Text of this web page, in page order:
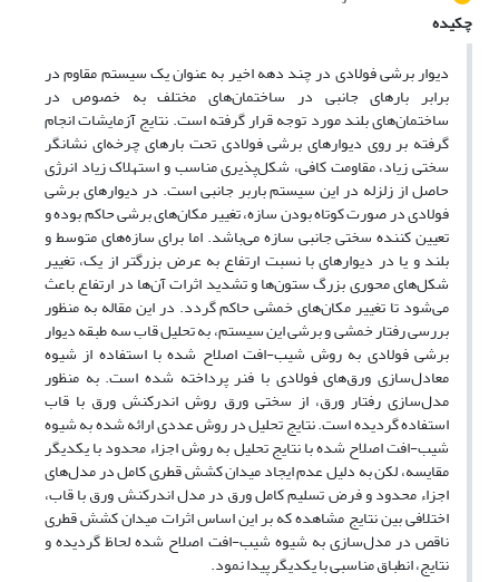
چکیده
دیوار برشی فولادی در چند دهه اخیر به عنوان یک سیستم مقاوم در
برابر بارهای جانبی در ساختمان‌های مختلف به خصوص در
ساختمان‌های بلند مورد توجه قرار گرفته است. نتایج آزمایشات انجام
گرفته بر روی دیوارهای برشی فولادی تحت بار‌های چرخه‌ای نشانگر
سختی زیاد، مقاومت کافی، شکل‌پذیری مناسب و استهلاک زیاد انرژی
حاصل از زلزله در این سیستم باربر جانبی است. در دیوارهای برشی
فولادی در صورت کوتاه بودن سازه، تغییر مکان‌های برشی حاکم بوده و
تعیین کننده سختی جانبی سازه می‌باشد. اما برای سازه‌های متوسط و
بلند و یا در دیوارهای با نسبت ارتفاع به عرض بزرگتر از یک، تغییر
شکل‌های محوری بزرگ ستون‌ها و تشدید اثرات آن‌ها در ارتفاع باعث
می‌شود تا تغییر مکان‌های خمشی حاکم گردد. در این مقاله به منظور
بررسی رفتار خمشی و برشی این سیستم، به تحلیل قاب‌ سه طبقه دیوار
برشی فولادی به روش شیب-افت اصلاح شده با استفاده از شیوه
معادل‌سازی ورق‌های فولادی با فنر پرداخته شده است. به منظور
مدل‌سازی رفتار ورق، از سختی ورق روش اندرکنش ورق با قاب
استفاده گردیده است. نتایج تحلیل در روش عددی ارائه شده به شیوه
شیب-افت اصلاح شده با نتایج تحلیل به روش‌ اجزاء محدود با یکدیگر
مقایسه، لکن به دلیل عدم ایجاد میدان کشش قطری کامل در مدل‌های
اجزاء محدود و فرض تسلیم کامل ورق در مدل اندرکنش ورق با قاب،
اختلافی بین نتایج مشاهده که بر این اساس اثرات میدان کشش قطری
ناقص در مدل‌سازی به شیوه شیب-افت اصلاح شده لحاظ گردیده و
نتایج، انطباق مناسبی با یکدیگر پیدا نمود.